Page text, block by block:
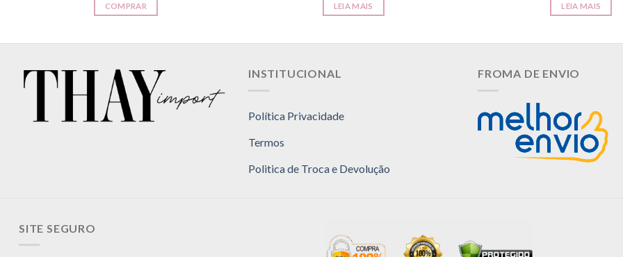
COMPRAR LEIA MAIS LEIA MAIS
INSTITUCIONAL
Política Privacidade
Termos
Politica de Troca e Devolução
FROMA DE ENVIO
SITE SEGURO